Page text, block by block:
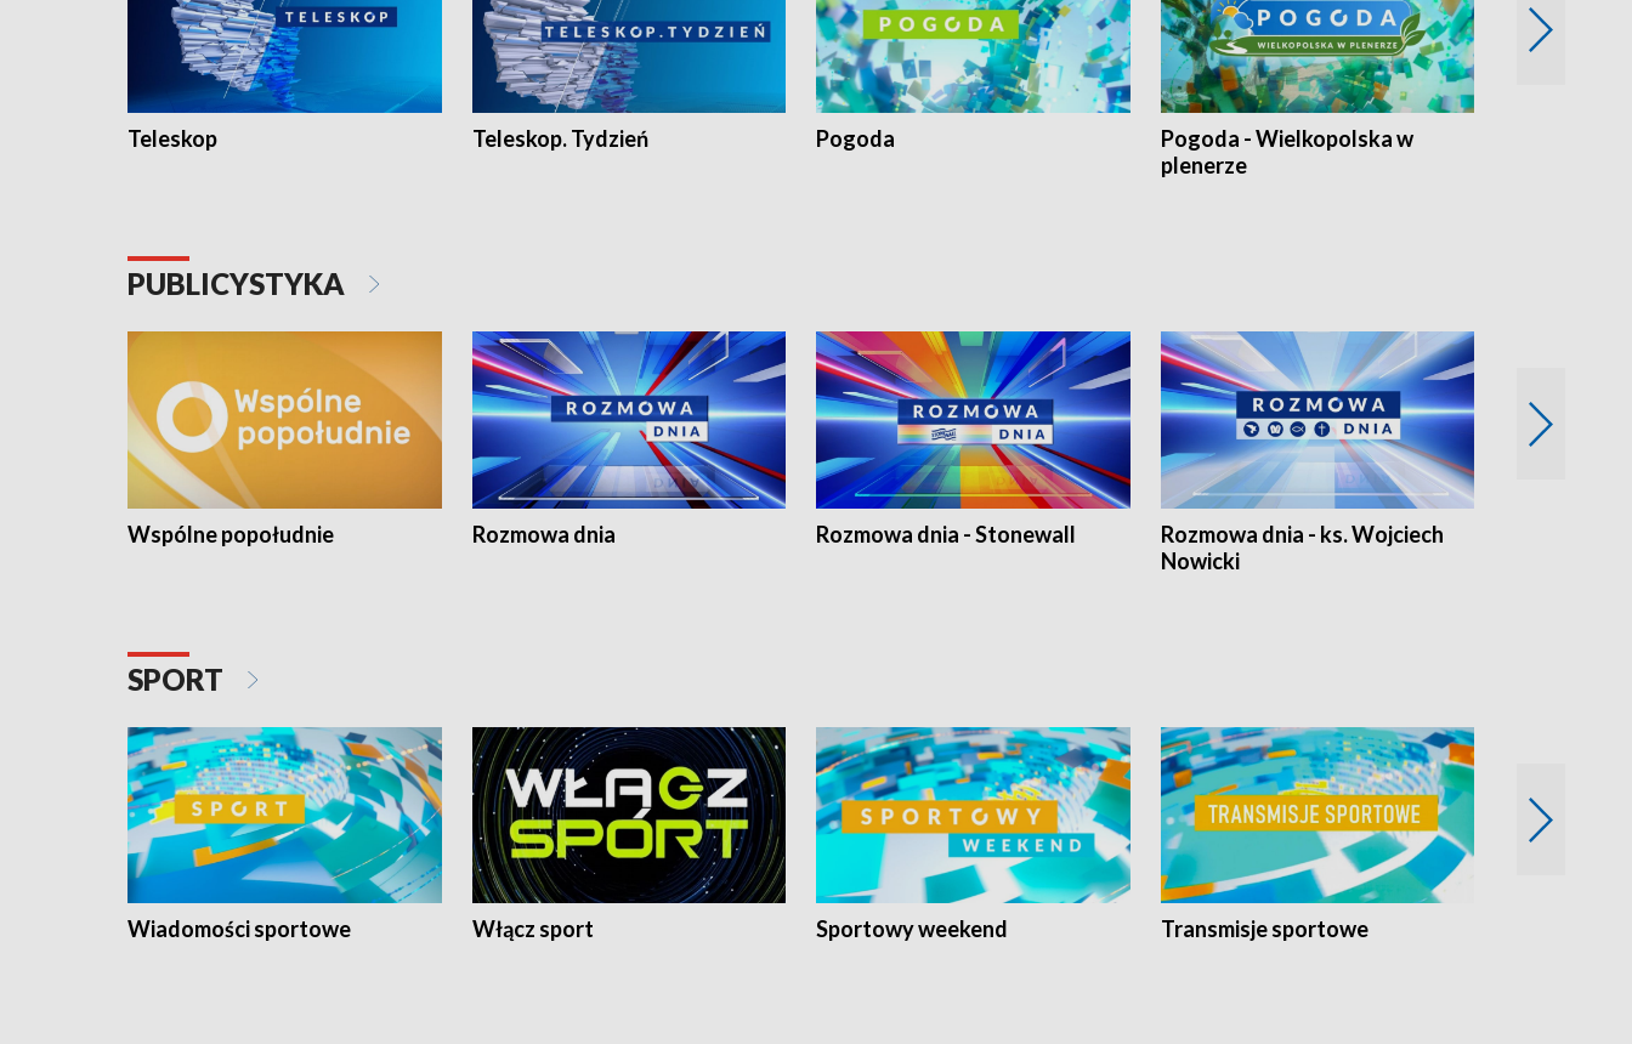
Teleskop Teleskop. Tydzień Pogoda
Pogoda - Wielkopolska w
plenerze
PUBLICYSTYKA
Wspólne popołudnie Rozmowa dnia Rozmowa dnia - Stonewall
Rozmowa dnia - ks. Wojciech
Nowicki
SPORT
Wiadomości sportowe Włącz sport Sportowy weekend Transmisje sportowe